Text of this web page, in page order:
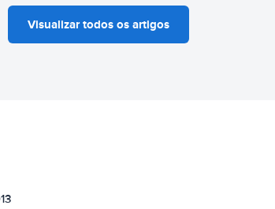
Visualizar todos os artigos